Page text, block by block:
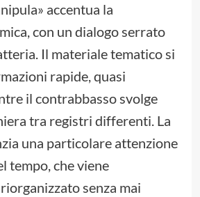
accentua la
con un dialogo serrato
Il materiale tematico si
rapide, quasi
il contrabbasso svolge
tra registri differenti. La
una particolare attenzione
tempo, che viene
senza mai